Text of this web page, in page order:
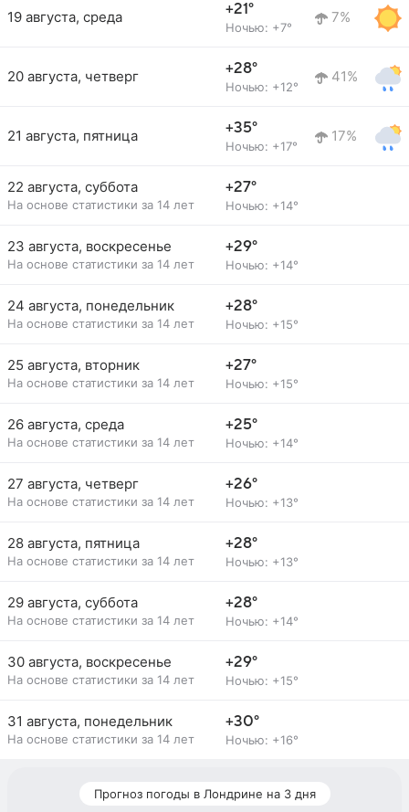
19 августа, среда +21°
Ночью: +7°
7%
20 августа, четверг +28°
Ночью: +12°
41%
21 августа, пятница +35°
Ночью: +17°
17%
22 августа, суббота
На основе статистики за 14 лет
+27°
Ночью: +14°
23 августа, воскресенье
На основе статистики за 14 лет
+29°
Ночью: +14°
24 августа, понедельник
На основе статистики за 14 лет
+28°
Ночью: +15°
25 августа, вторник
На основе статистики за 14 лет
+27°
Ночью: +15°
26 августа, среда
На основе статистики за 14 лет
+25°
Ночью: +14°
27 августа, четверг
На основе статистики за 14 лет
+26°
Ночью: +13°
28 августа, пятница
На основе статистики за 14 лет
+28°
Ночью: +13°
29 августа, суббота
На основе статистики за 14 лет
+28°
Ночью: +14°
30 августа, воскресенье
На основе статистики за 14 лет
+29°
Ночью: +15°
31 августа, понедельник
На основе статистики за 14 лет
+30°
Ночью: +16°
Прогноз погоды в Лондрине на 3 дня